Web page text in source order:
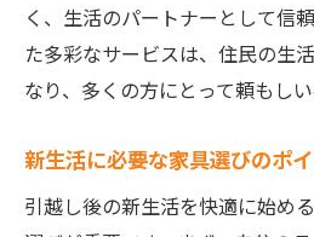
新生活を快適にするた
アフターサポートで引
新居での生活を豊かに
引越し後のサポート内
快適な新生活を送るた
く、生活のパートナーとして信
た多彩なサービスは、住民の生
なり、多くの方にとって頼もし
新生活に必要な家具選びのポ
引越し後の新生活を快適に始め